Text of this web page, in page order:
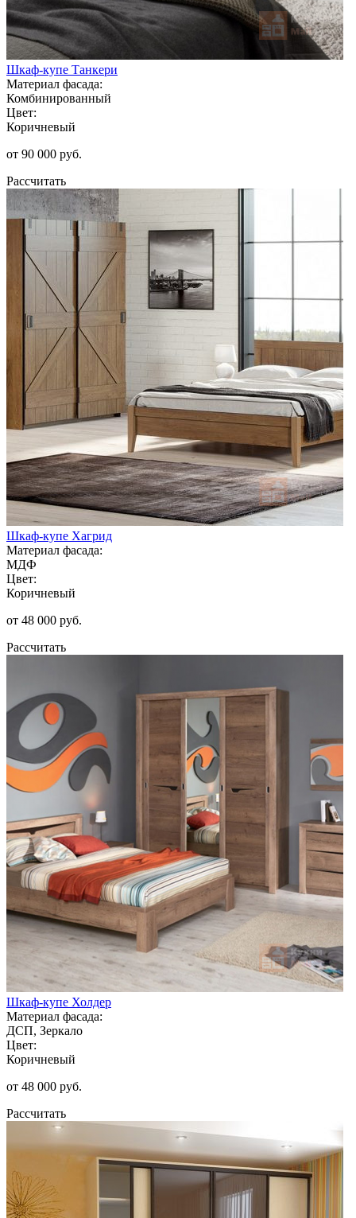
Шкаф-купе Танкери
Материал фасада:
Комбинированный
Цвет:
Коричневый
от 90 000 руб.
Рассчитать
Шкаф-купе Хагрид
Материал фасада:
МДФ
Цвет:
Коричневый
от 48 000 руб.
Рассчитать
Шкаф-купе Холдер
Материал фасада:
ДСП, Зеркало
Цвет:
Коричневый
от 48 000 руб.
Рассчитать